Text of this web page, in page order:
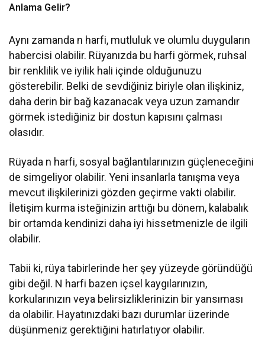
Anlama Gelir?
Aynı zamanda n harfi, mutluluk ve olumlu duyguların
habercisi olabilir. Rüyanızda bu harfi görmek, ruhsal
bir renklilik ve iyilik hali içinde olduğunuzu
gösterebilir. Belki de sevdiğiniz biriyle olan ilişkiniz,
daha derin bir bağ kazanacak veya uzun zamandır
görmek istediğiniz bir dostun kapısını çalması
olasıdır.
Rüyada n harfi, sosyal bağlantılarınızın güçleneceğini
de simgeliyor olabilir. Yeni insanlarla tanışma veya
mevcut ilişkilerinizi gözden geçirme vakti olabilir.
İletişim kurma isteğinizin arttığı bu dönem, kalabalık
bir ortamda kendinizi daha iyi hissetmenizle de ilgili
olabilir.
Tabii ki, rüya tabirlerinde her şey yüzeyde göründüğü
gibi değil. N harfi bazen içsel kaygılarınızın,
korkularınızın veya belirsizliklerinizin bir yansıması
da olabilir. Hayatınızdaki bazı durumlar üzerinde
düşünmeniz gerektiğini hatırlatıyor olabilir.